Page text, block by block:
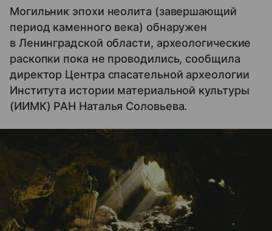
Могильник эпохи неолита (завершающий
период каменного века) обнаружен
в Ленинградской области, археологические
раскопки пока не проводились, сообщила
директор Центра спасательной археологии
Института истории материальной культуры
(ИИМК) РАН Наталья Соловьева.